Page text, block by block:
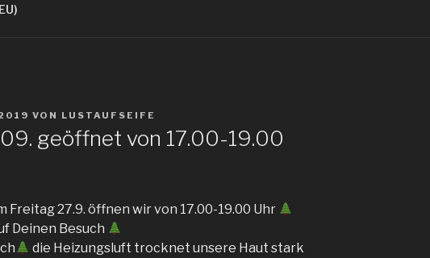
VON LUSTAUFSEIFE
geöffnet von 17.00-19.00
Freitag 27.9. öffnen wir von 17.00-19.00 Uhr
Deinen Besuch
die Heizungsluft trocknet unsere Haut stark